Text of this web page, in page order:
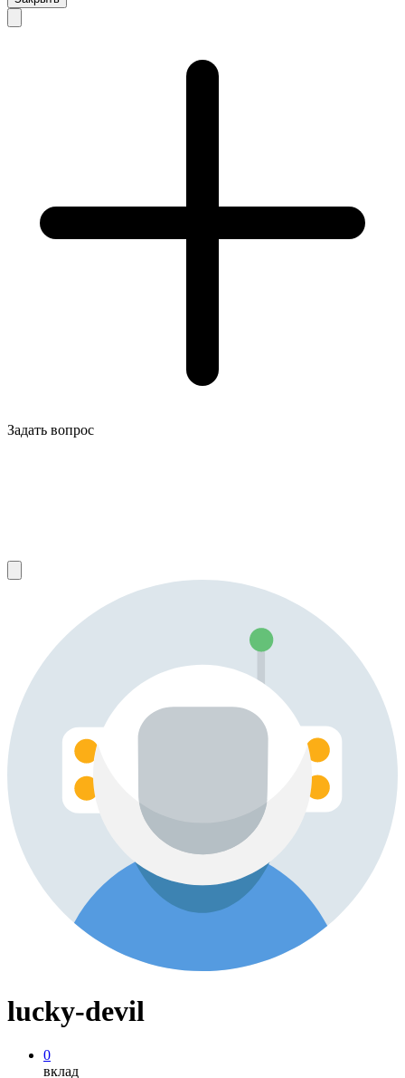
Задать вопрос
lucky-devil
0
вклад